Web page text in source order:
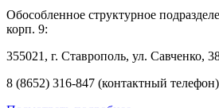
Обособленное структурное
корп. 9:
355021, г. Ставрополь, ул. Савченко,
8 (8652) 316-847 (контактный телефон)